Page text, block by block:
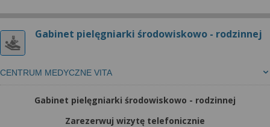
Gabinet pielęgniarki środowiskowo - rodzinnej
CENTRUM MEDYCZNE VITA
Gabinet pielęgniarki środowiskowo - rodzinnej
Zarezerwuj wizytę telefonicznie